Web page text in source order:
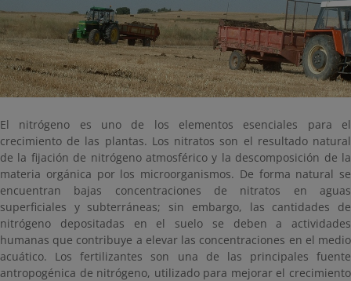
El nitrógeno es uno de los elementos esenciales para el
crecimiento de las plantas. Los nitratos son el resultado natural
de la fijación de nitrógeno atmosférico y la descomposición de la
materia orgánica por los microorganismos. De forma natural se
encuentran bajas concentraciones de nitratos en aguas
superficiales y subterráneas; sin embargo, las cantidades de
nitrógeno depositadas en el suelo se deben a actividades
humanas que contribuye a elevar las concentraciones en el medio
acuático. Los fertilizantes son una de las principales fuente
antropogénica de nitrógeno, utilizado para mejorar el crecimiento